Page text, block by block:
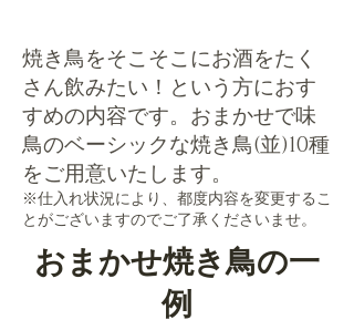
焼き鳥をそこそこにお酒をたく
さん飲みたい！という方におす
すめの内容です。おまかせで味
鳥のベーシックな焼き鳥(並)10種
をご用意いたします。
​※仕入れ状況により、都度内容を変更するこ
とがございますのでご了承くださいませ。
おまかせ焼き鳥の一
例